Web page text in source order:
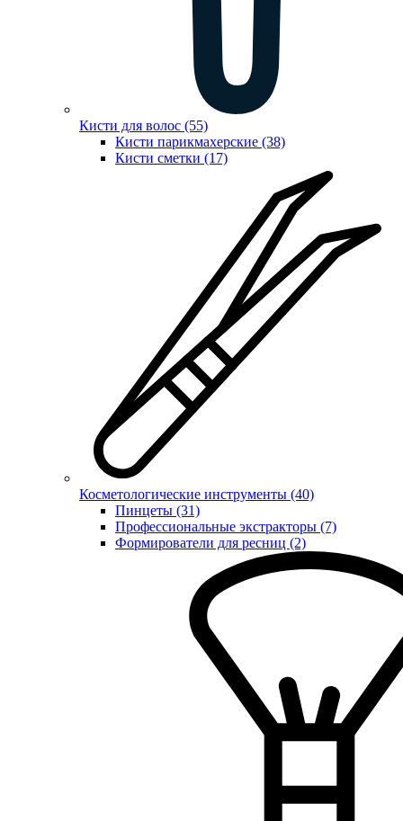
Кисти для волос (55)
Кисти парикмахерские (38)
Кисти сметки (17)
Косметологические инструменты (40)
Пинцеты (31)
Профессиональные экстракторы (7)
Формирователи для ресниц (2)